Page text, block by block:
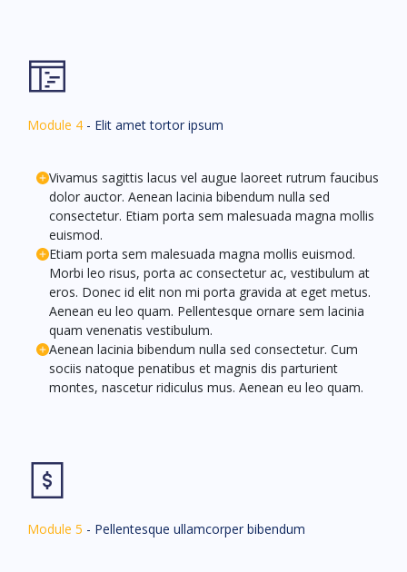
Module 4 - Elit amet tortor ipsum
Vivamus sagittis lacus vel augue laoreet rutrum faucibus
dolor auctor. Aenean lacinia bibendum nulla sed
consectetur. Etiam porta sem malesuada magna mollis
euismod.
Etiam porta sem malesuada magna mollis euismod.
Morbi leo risus, porta ac consectetur ac, vestibulum at
eros. Donec id elit non mi porta gravida at eget metus.
Aenean eu leo quam. Pellentesque ornare sem lacinia
quam venenatis vestibulum.
Aenean lacinia bibendum nulla sed consectetur. Cum
sociis natoque penatibus et magnis dis parturient
montes, nascetur ridiculus mus. Aenean eu leo quam.
Module 5 - Pellentesque ullamcorper bibendum